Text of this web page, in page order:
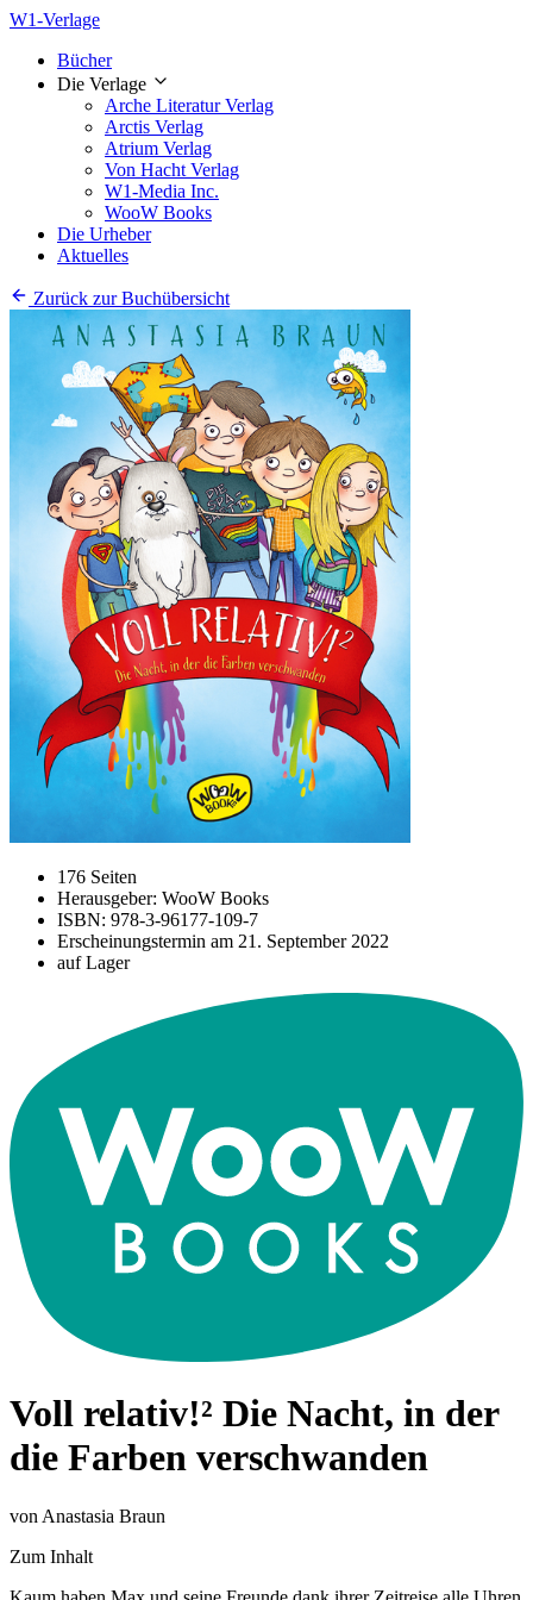
W1-Verlage
Bücher
Die Verlage
Arche Literatur Verlag
Arctis Verlag
Atrium Verlag
Von Hacht Verlag
W1-Media Inc.
WooW Books
Die Urheber
Aktuelles
Zurück zur Buchübersicht
176 Seiten
Herausgeber: WooW Books
ISBN: 978-3-96177-109-7
Erscheinungstermin am 21. September 2022
auf Lager
Voll relativ!² Die Nacht, in der
die Farben verschwanden
von Anastasia Braun
Zum Inhalt